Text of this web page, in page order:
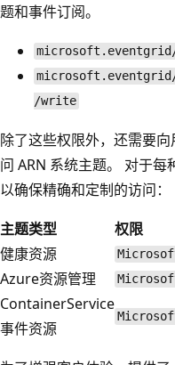
题和事件订阅。
/write
除了这些权限外，还需要
问 ARN 系统主题。 对于每
以确保精确和定制的访问：
主题类型
权限
健康资源
Azure资源管理
ContainerService
事件资源